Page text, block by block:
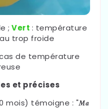
; Vert : température
trop froide
de température
et précises
mois) témoigne : "Ma